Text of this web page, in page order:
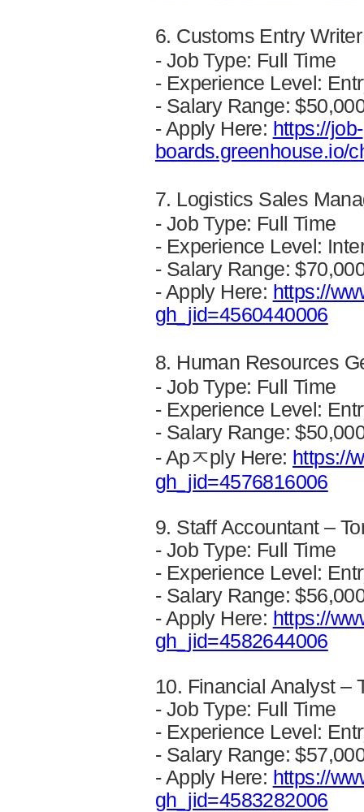
6. Customs Entry
- Job Type: Full Time
- Experience Level:
- Salary Range:
- Apply Here: https://job-
boards.greenhouse.io/
7. Logistics Sales
- Job Type: Full Time
- Experience Level:
- Salary Range:
- Apply Here: https://
gh_jid=4560440006
8. Human Resources
- Job Type: Full Time
- Experience Level:
- Salary Range:
- Apㅈply Here: https://
gh_jid=4576816006
9. Staff Accountant –
- Job Type: Full Time
- Experience Level:
- Salary Range:
- Apply Here: https://
gh_jid=4582644006
10. Financial Analyst –
- Job Type: Full Time
- Experience Level:
- Salary Range:
- Apply Here: https://
gh_jid=4583282006